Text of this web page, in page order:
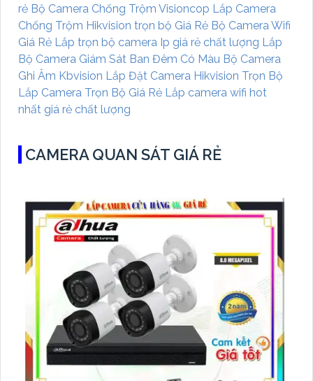
rẻ Bộ Camera Chống Trộm Visioncop Lắp Camera
Chống Trộm Hikvision trọn bộ Giá Rẻ Bộ Camera Wifi
Giá Rẻ Lắp trọn bộ camera Ip giá rẻ chất lượng Lắp
Bộ Camera Giám Sát Ban Đêm Có Màu Bộ Camera
Ghi Âm Kbvision Lắp Đặt Camera Hikvision Trọn Bộ
Lắp Camera Trọn Bộ Giá Rẻ Lắp camera wifi hot
nhất giá rẻ chất lượng
CAMERA QUAN SÁT GIÁ RẺ